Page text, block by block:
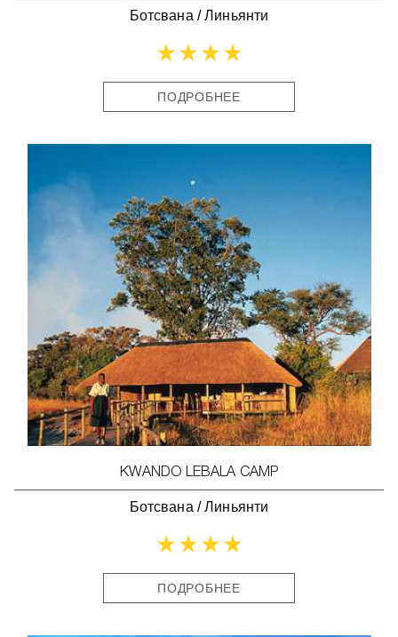
Ботсвана /Линьянти
ПОДРОБНЕЕ
KWANDO LEBALA CAMP
Ботсвана /Линьянти
ПОДРОБНЕЕ